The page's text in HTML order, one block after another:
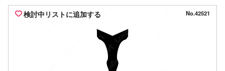
検討中リストに追加する No.42521